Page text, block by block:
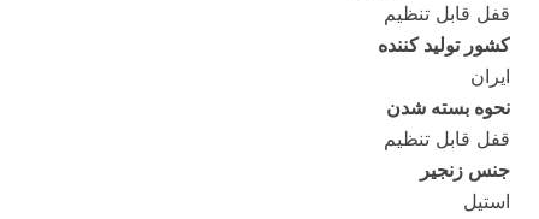
قفل قابل تنظیم
کشور تولید کننده
ایران
نحوه بسته شدن
قفل قابل تنظیم
جنس زنجیر
استیل